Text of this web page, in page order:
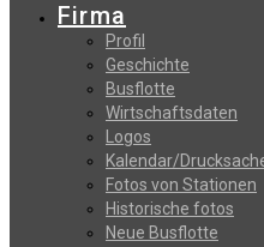
Firma
Profil
Geschichte
Busflotte
Wirtschaftsdaten
Logos
Kalendar/
Fotos von Stationen
Historische fotos
Neue Busflotte